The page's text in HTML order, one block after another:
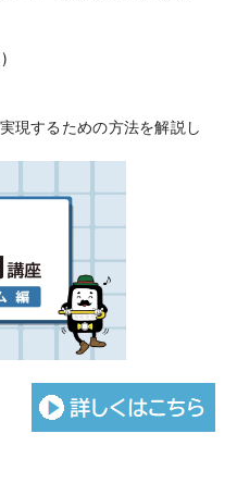
現するための方法を解説し